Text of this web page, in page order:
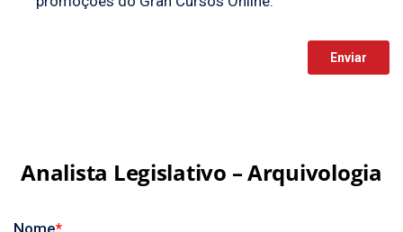
Analista Legislativo – Arquivologia